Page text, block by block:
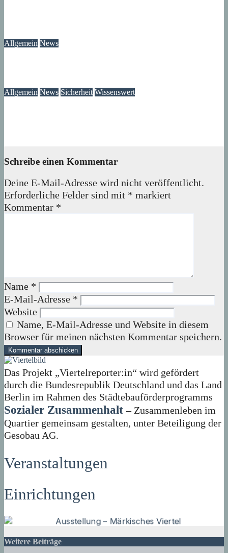
Allgemein News
Allgemein News Sicherheit Wissenswert
Schreibe einen Kommentar
Deine E-Mail-Adresse wird nicht veröffentlicht.
Erforderliche Felder sind mit * markiert
Kommentar *
Name *
E-Mail-Adresse *
Website
Name, E-Mail-Adresse und Website in diesem
Browser für meinen nächsten Kommentar speichern.
Das Projekt „Viertelreporter:in“ wird gefördert
durch die Bundesrepublik Deutschland und das Land
Berlin im Rahmen des Städtebauförderprogramms
Sozialer Zusammenhalt – Zusammenleben im
Quartier gemeinsam gestalten, unter Beteiligung der
Gesobau AG.
Veranstaltungen
Einrichtungen
Weitere Beiträge